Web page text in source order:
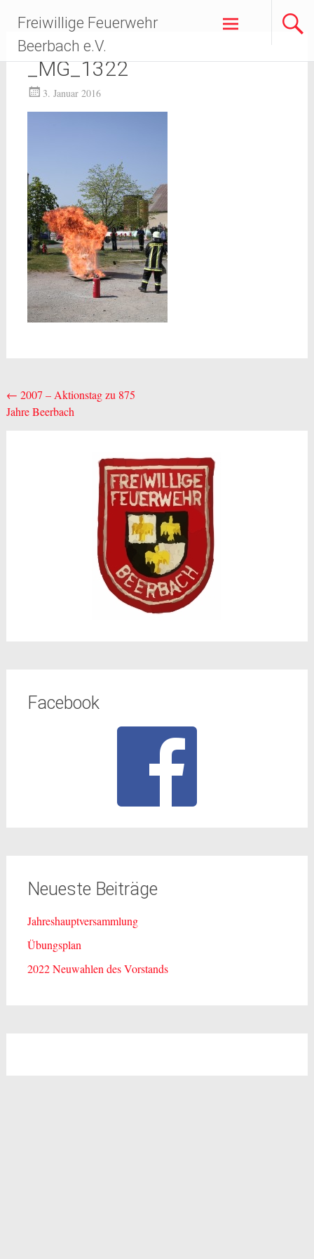
Inhalt
springen
Freiwillige Feuerwehr
Beerbach e.V.
_MG_1322
3. Januar 2016
Beitragsnavigation
← 2007 – Aktionstag zu 875
Jahre Beerbach
Facebook
Neueste Beiträge
Jahreshauptversammlung
Übungsplan
2022 Neuwahlen des Vorstands